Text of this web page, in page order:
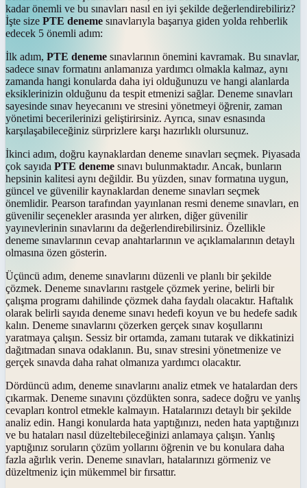
kadar önemli ve bu sınavları nasıl en iyi şekilde değerlendirebiliriz?
İşte size PTE deneme sınavlarıyla başarıya giden yolda rehberlik
edecek 5 önemli adım:
İlk adım, PTE deneme sınavlarının önemini kavramak. Bu sınavlar,
sadece sınav formatını anlamanıza yardımcı olmakla kalmaz, aynı
zamanda hangi konularda daha iyi olduğunuzu ve hangi alanlarda
eksiklerinizin olduğunu da tespit etmenizi sağlar. Deneme sınavları
sayesinde sınav heyecanını ve stresini yönetmeyi öğrenir, zaman
yönetimi becerilerinizi geliştirirsiniz. Ayrıca, sınav esnasında
karşılaşabileceğiniz sürprizlere karşı hazırlıklı olursunuz.
İkinci adım, doğru kaynaklardan deneme sınavları seçmek. Piyasada
çok sayıda PTE deneme sınavı bulunmaktadır. Ancak, bunların
hepsinin kalitesi aynı değildir. Bu yüzden, sınav formatına uygun,
güncel ve güvenilir kaynaklardan deneme sınavları seçmek
önemlidir. Pearson tarafından yayınlanan resmi deneme sınavları, en
güvenilir seçenekler arasında yer alırken, diğer güvenilir
yayınevlerinin sınavlarını da değerlendirebilirsiniz. Özellikle
deneme sınavlarının cevap anahtarlarının ve açıklamalarının detaylı
olmasına özen gösterin.
Üçüncü adım, deneme sınavlarını düzenli ve planlı bir şekilde
çözmek. Deneme sınavlarını rastgele çözmek yerine, belirli bir
çalışma programı dahilinde çözmek daha faydalı olacaktır. Haftalık
olarak belirli sayıda deneme sınavı hedefi koyun ve bu hedefe sadık
kalın. Deneme sınavlarını çözerken gerçek sınav koşullarını
yaratmaya çalışın. Sessiz bir ortamda, zamanı tutarak ve dikkatinizi
dağıtmadan sınava odaklanın. Bu, sınav stresini yönetmenize ve
gerçek sınavda daha rahat olmanıza yardımcı olacaktır.
Dördüncü adım, deneme sınavlarını analiz etmek ve hatalardan ders
çıkarmak. Deneme sınavını çözdükten sonra, sadece doğru ve yanlış
cevapları kontrol etmekle kalmayın. Hatalarınızı detaylı bir şekilde
analiz edin. Hangi konularda hata yaptığınızı, neden hata yaptığınızı
ve bu hataları nasıl düzeltebileceğinizi anlamaya çalışın. Yanlış
yaptığınız soruların çözüm yollarını öğrenin ve bu konulara daha
fazla ağırlık verin. Deneme sınavları, hatalarınızı görmeniz ve
düzeltmeniz için mükemmel bir fırsattır.